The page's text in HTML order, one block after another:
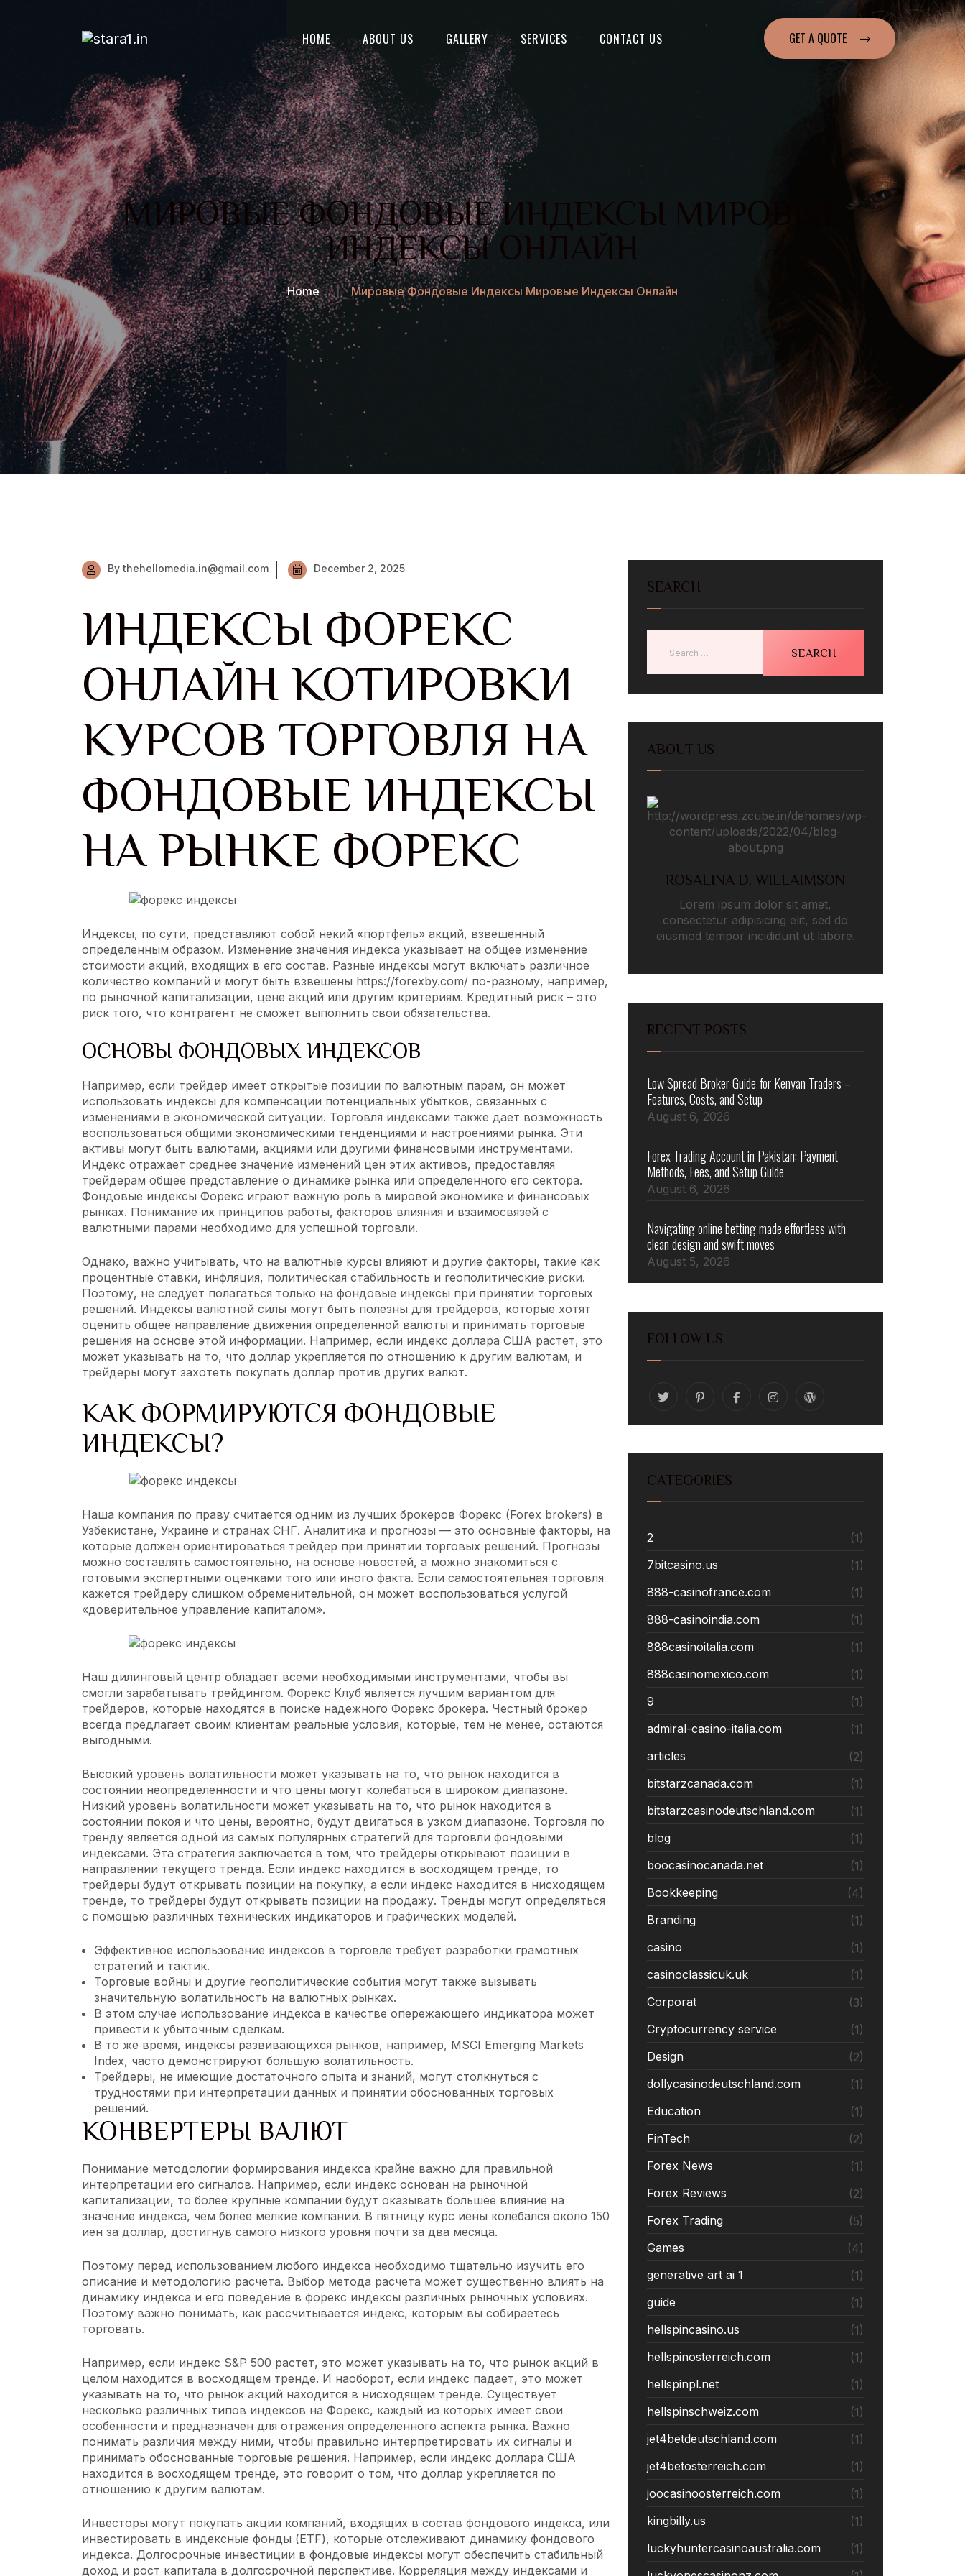
HOME ABOUT US GALLERY SERVICES CONTACT US GET A QUOTE
МИРОВЫЕ ФОНДОВЫЕ ИНДЕКСЫ МИРОВЫЕ
ИНДЕКСЫ ОНЛАЙН
Home Мировые Фондовые Индексы Мировые Индексы Онлайн
By thehellomedia.in@gmail.com December 2, 2025
ИНДЕКСЫ ФОРЕКС
ОНЛАЙН КОТИРОВКИ
КУРСОВ ТОРГОВЛЯ НА
ФОНДОВЫЕ ИНДЕКСЫ
НА РЫНКЕ ФОРЕКС
Индексы, по сути, представляют собой некий «портфель» акций, взвешенный
определенным образом. Изменение значения индекса указывает на общее изменение
стоимости акций, входящих в его состав. Разные индексы могут включать различное
количество компаний и могут быть взвешены https://forexby.com/ по-разному, например,
по рыночной капитализации, цене акций или другим критериям. Кредитный риск – это
риск того, что контрагент не сможет выполнить свои обязательства.
ОСНОВЫ ФОНДОВЫХ ИНДЕКСОВ
Например, если трейдер имеет открытые позиции по валютным парам, он может
использовать индексы для компенсации потенциальных убытков, связанных с
изменениями в экономической ситуации. Торговля индексами также дает возможность
воспользоваться общими экономическими тенденциями и настроениями рынка. Эти
активы могут быть валютами, акциями или другими финансовыми инструментами.
Индекс отражает среднее значение изменений цен этих активов, предоставляя
трейдерам общее представление о динамике рынка или определенного его сектора.
Фондовые индексы Форекс играют важную роль в мировой экономике и финансовых
рынках. Понимание их принципов работы, факторов влияния и взаимосвязей с
валютными парами необходимо для успешной торговли.
Однако, важно учитывать, что на валютные курсы влияют и другие факторы, такие как
процентные ставки, инфляция, политическая стабильность и геополитические риски.
Поэтому, не следует полагаться только на фондовые индексы при принятии торговых
решений. Индексы валютной силы могут быть полезны для трейдеров, которые хотят
оценить общее направление движения определенной валюты и принимать торговые
решения на основе этой информации. Например, если индекс доллара США растет, это
может указывать на то, что доллар укрепляется по отношению к другим валютам, и
трейдеры могут захотеть покупать доллар против других валют.
КАК ФОРМИРУЮТСЯ ФОНДОВЫЕ
ИНДЕКСЫ?
Наша компания по праву считается одним из лучших брокеров Форекс (Forex brokers) в
Узбекистане, Украине и странах СНГ. Аналитика и прогнозы — это основные факторы, на
которые должен ориентироваться трейдер при принятии торговых решений. Прогнозы
можно составлять самостоятельно, на основе новостей, а можно знакомиться с
готовыми экспертными оценками того или иного факта. Если самостоятельная торговля
кажется трейдеру слишком обременительной, он может воспользоваться услугой
«доверительное управление капиталом».
Наш дилинговый центр обладает всеми необходимыми инструментами, чтобы вы
смогли зарабатывать трейдингом. Форекс Клуб является лучшим вариантом для
трейдеров, которые находятся в поиске надежного Форекс брокера. Честный брокер
всегда предлагает своим клиентам реальные условия, которые, тем не менее, остаются
выгодными.
Высокий уровень волатильности может указывать на то, что рынок находится в
состоянии неопределенности и что цены могут колебаться в широком диапазоне.
Низкий уровень волатильности может указывать на то, что рынок находится в
состоянии покоя и что цены, вероятно, будут двигаться в узком диапазоне. Торговля по
тренду является одной из самых популярных стратегий для торговли фондовыми
индексами. Эта стратегия заключается в том, что трейдеры открывают позиции в
направлении текущего тренда. Если индекс находится в восходящем тренде, то
трейдеры будут открывать позиции на покупку, а если индекс находится в нисходящем
тренде, то трейдеры будут открывать позиции на продажу. Тренды могут определяться
с помощью различных технических индикаторов и графических моделей.
Эффективное использование индексов в торговле требует разработки грамотных
стратегий и тактик.
Торговые войны и другие геополитические события могут также вызывать
значительную волатильность на валютных рынках.
В этом случае использование индекса в качестве опережающего индикатора может
привести к убыточным сделкам.
В то же время, индексы развивающихся рынков, например, MSCI Emerging Markets
Index, часто демонстрируют большую волатильность.
Трейдеры, не имеющие достаточного опыта и знаний, могут столкнуться с
трудностями при интерпретации данных и принятии обоснованных торговых
решений.
КОНВЕРТЕРЫ ВАЛЮТ
Понимание методологии формирования индекса крайне важно для правильной
интерпретации его сигналов. Например, если индекс основан на рыночной
капитализации, то более крупные компании будут оказывать большее влияние на
значение индекса, чем более мелкие компании. В пятницу курс иены колебался около 150
иен за доллар, достигнув самого низкого уровня почти за два месяца.
Поэтому перед использованием любого индекса необходимо тщательно изучить его
описание и методологию расчета. Выбор метода расчета может существенно влиять на
динамику индекса и его поведение в форекс индексы различных рыночных условиях.
Поэтому важно понимать, как рассчитывается индекс, которым вы собираетесь
торговать.
Например, если индекс S&P 500 растет, это может указывать на то, что рынок акций в
целом находится в восходящем тренде. И наоборот, если индекс падает, это может
указывать на то, что рынок акций находится в нисходящем тренде. Существует
несколько различных типов индексов на Форекс, каждый из которых имеет свои
особенности и предназначен для отражения определенного аспекта рынка. Важно
понимать различия между ними, чтобы правильно интерпретировать их сигналы и
принимать обоснованные торговые решения. Например, если индекс доллара США
находится в восходящем тренде, это говорит о том, что доллар укрепляется по
отношению к другим валютам.
Инвесторы могут покупать акции компаний, входящих в состав фондового индекса, или
инвестировать в индексные фонды (ETF), которые отслеживают динамику фондового
индекса. Долгосрочные инвестиции в фондовые индексы могут обеспечить стабильный
доход и рост капитала в долгосрочной перспективе. Корреляция между индексами и
SEARCH
ABOUT US
ROSALINA D. WILLAIMSON
Lorem ipsum dolor sit amet,
consectetur adipisicing elit, sed do
eiusmod tempor incididunt ut labore.
RECENT POSTS
Low Spread Broker Guide for Kenyan Traders –
Features, Costs, and Setup
August 6, 2026
Forex Trading Account in Pakistan: Payment
Methods, Fees, and Setup Guide
August 6, 2026
Navigating online betting made effortless with
clean design and swift moves
August 5, 2026
FOLLOW US
CATEGORIES
2
(1)
7bitcasino.us
(1)
888-casinofrance.com
(1)
888-casinoindia.com
(1)
888casinoitalia.com
(1)
888casinomexico.com
(1)
9
(1)
admiral-casino-italia.com
(1)
articles
(2)
bitstarzcanada.com
(1)
bitstarzcasinodeutschland.com
(1)
blog
(1)
boocasinocanada.net
(1)
Bookkeeping
(4)
Branding
(1)
casino
(1)
casinoclassicuk.uk
(1)
Corporat
(3)
Cryptocurrency service
(1)
Design
(2)
dollycasinodeutschland.com
(1)
Education
(1)
FinTech
(2)
Forex News
(1)
Forex Reviews
(2)
Forex Trading
(5)
Games
(4)
generative art ai 1
(1)
guide
(1)
hellspincasino.us
(1)
hellspinosterreich.com
(1)
hellspinpl.net
(1)
hellspinschweiz.com
(1)
jet4betdeutschland.com
(1)
jet4betosterreich.com
(1)
joocasinoosterreich.com
(1)
kingbilly.us
(1)
luckyhuntercasinoaustralia.com
(1)